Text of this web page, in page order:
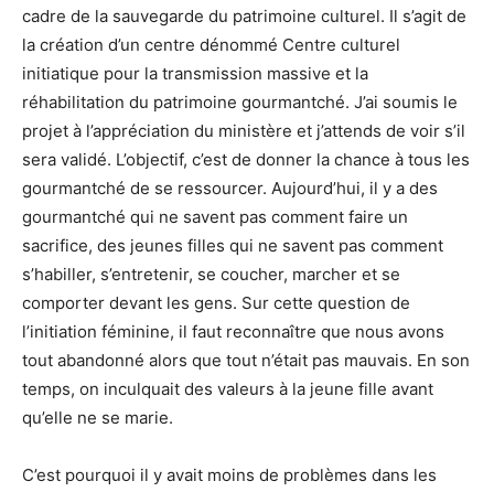
cadre de la sauvegarde du patrimoine culturel. Il s’agit de
la création d’un centre dénommé Centre culturel
initiatique pour la transmission massive et la
réhabilitation du patrimoine gourmantché. J’ai soumis le
projet à l’appréciation du ministère et j’attends de voir s’il
sera validé. L’objectif, c’est de donner la chance à tous les
gourmantché de se ressourcer. Aujourd’hui, il y a des
gourmantché qui ne savent pas comment faire un
sacrifice, des jeunes filles qui ne savent pas comment
s’habiller, s’entretenir, se coucher, marcher et se
comporter devant les gens. Sur cette question de
l’initiation féminine, il faut reconnaître que nous avons
tout abandonné alors que tout n’était pas mauvais. En son
temps, on inculquait des valeurs à la jeune fille avant
qu’elle ne se marie.
C’est pourquoi il y avait moins de problèmes dans les